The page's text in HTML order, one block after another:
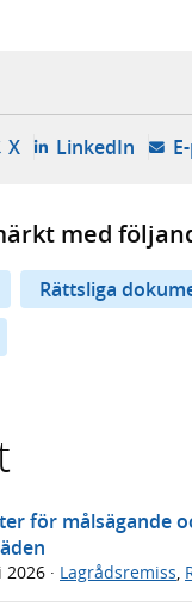
i ny flik, extern
X- öppnas i ny flik,
LinkedIn-
med
Rättsliga
för målsägande
2026 · Lagrådsremiss